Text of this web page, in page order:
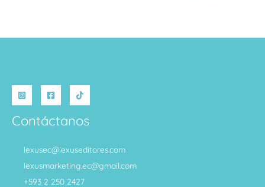
Contáctanos
lexusec@lexuseditores.com
lexusmarketing.ec@gmail.com
+593 2 250 2427